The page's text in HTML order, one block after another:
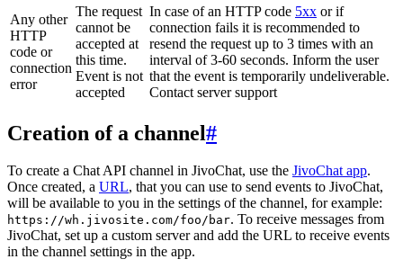
Any other
HTTP
code or
connection
error
The request
cannot be
accepted at
this time.
Event is not
accepted
In case of an HTTP code 5xx or if
connection fails it is recommended to
resend the request up to 3 times with an
interval of 3-60 seconds. Inform the user
that the event is temporarily undeliverable.
Contact server support
Creation of a channel#
To create a Chat API channel in JivoChat, use the JivoChat app.
Once created, a URL, that you can use to send events to JivoChat,
will be available to you in the settings of the channel, for example:
https://wh.jivosite.com/foo/bar. To receive messages from
JivoChat, set up a custom server and add the URL to receive events
in the channel settings in the app.